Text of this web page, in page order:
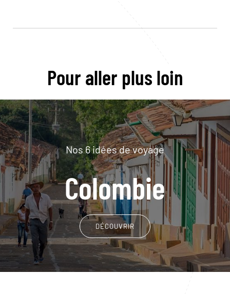
Pour aller plus loin
Nos 6 idées de voyage
Colombie
DÉCOUVRIR